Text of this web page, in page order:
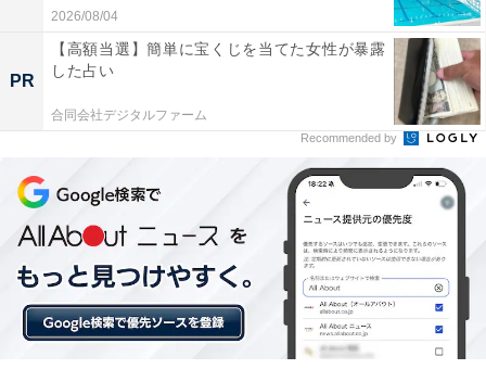
真実を知りたい。自分を蚊帳の外に置かれたくない。女
性はそんな意識が働くのだろうか。
2026/08/04
PR
【高額当選】簡単に宝くじを当てた女性が暴露
した占い
合同会社デジタルファーム
Recommended by